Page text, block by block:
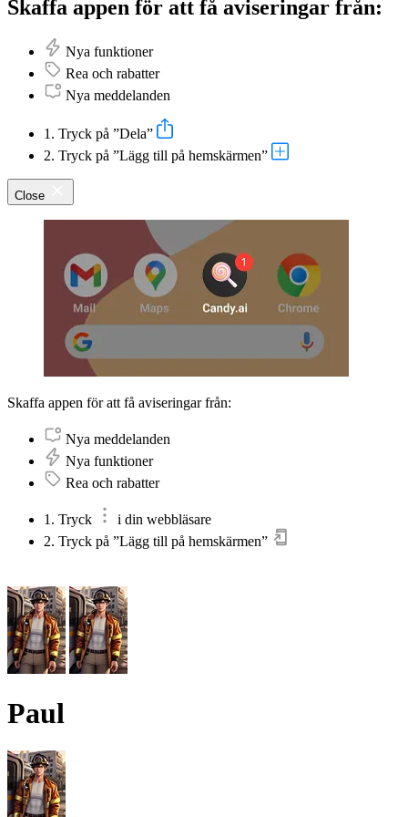
Skaffa appen för att få aviseringar från:
Nya funktioner
Rea och rabatter
Nya meddelanden
1. Tryck på ”Dela”
2. Tryck på ”Lägg till på hemskärmen”
Close
Skaffa appen för att få aviseringar från:
Nya meddelanden
Nya funktioner
Rea och rabatter
1. Tryck
i din webbläsare
2. Tryck på ”Lägg till på hemskärmen”
Paul